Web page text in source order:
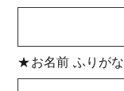
★お名前 ふりがな